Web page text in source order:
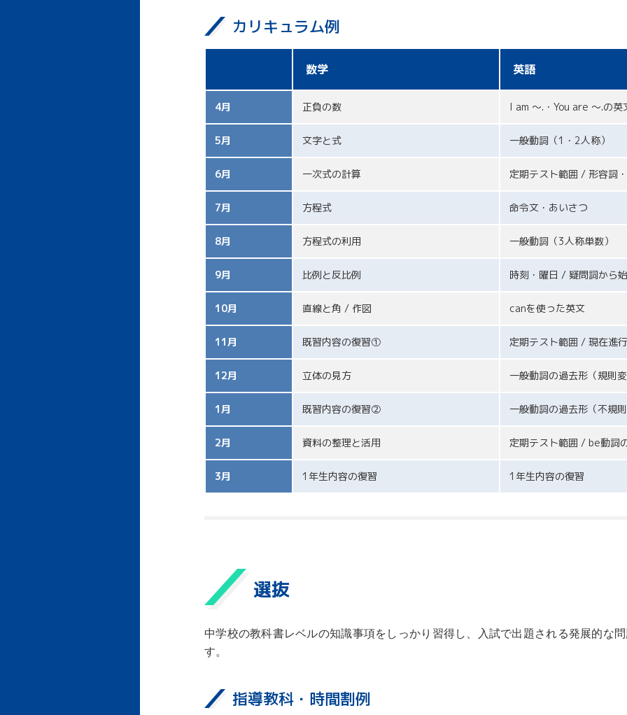
カリキュラム例
数学 英語
4月 正負の数 I am ～.・You are ～.の英
5月 文字と式 一般動詞（1・2人称）
6月 一次式の計算 定期テスト範囲 / 形容詞
7月 方程式 命令文・あいさつ
8月 方程式の利用 一般動詞（3人称単数）
9月 比例と反比例 時刻・曜日 / 疑問詞から
10月 直線と角 / 作図 canを使った英文
11月 既習内容の復習① 定期テスト範囲 / 現在進
12月 立体の見方 一般動詞の過去形（規則変
1月 既習内容の復習② 一般動詞の過去形（不規則
2月 資料の整理と活用 定期テスト範囲 / be動詞
3月 1年生内容の復習 1年生内容の復習
選抜
中学校の教科書レベルの知識事項をしっかり習得し、入試で出題される発展的な
す。
指導教科・時間割例